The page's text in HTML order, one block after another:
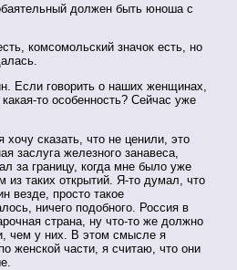
должен быть юноша с
комсомольский значок есть, но
говорить о наших женщинах,
какая-то особенность? Сейчас уже
сказать, что не ценили, это
заслуга железного занавеса,
за границу, когда мне было уже
таких открытий. Я-то думал, что
везде, просто такое
ничего подобного. Россия в
страна, ну что-то же должно
чем у них. В этом смысле я
женской части, я считаю, что они